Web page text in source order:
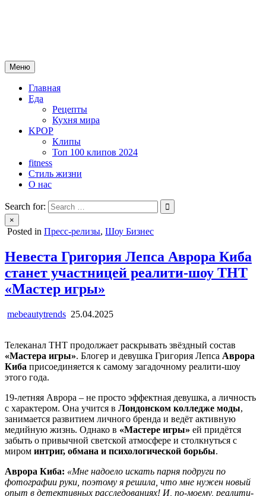
Меню
Главная
Еда
Рецепты
Кухня мира
KPOP
Клипы
Топ 100 клипов 2024
fitness
Стиль жизни
О нас
Search for:
×
Posted in Пресс-релизы, Шоу Бизнес
Невеста Григория Лепса Аврора Киба
станет участницей реалити-шоу ТНТ
«Мастер игры»
mebeautytrends 25.04.2025
Телеканал ТНТ продолжает раскрывать звёздный состав
«Мастера игры». Блогер и девушка Григория Лепса Аврора
Киба присоединяется к самому загадочному реалити-шоу
этого года.
19-летняя Аврора – не просто эффектная девушка, а личность
с характером. Она учится в Лондонском колледже моды,
занимается развитием личного бренда и ведёт активную
медийную жизнь. Однако в «Мастере игры» ей придётся
забыть о привычной светской атмосфере и столкнуться с
миром интриг, обмана и психологической борьбы.
Аврора Киба: «Мне надоело искать парня подруги по
фотографии руки, поэтому я решила, что мне нужен новый
опыт в детективных расследованиях! И, по-моему, реалити-